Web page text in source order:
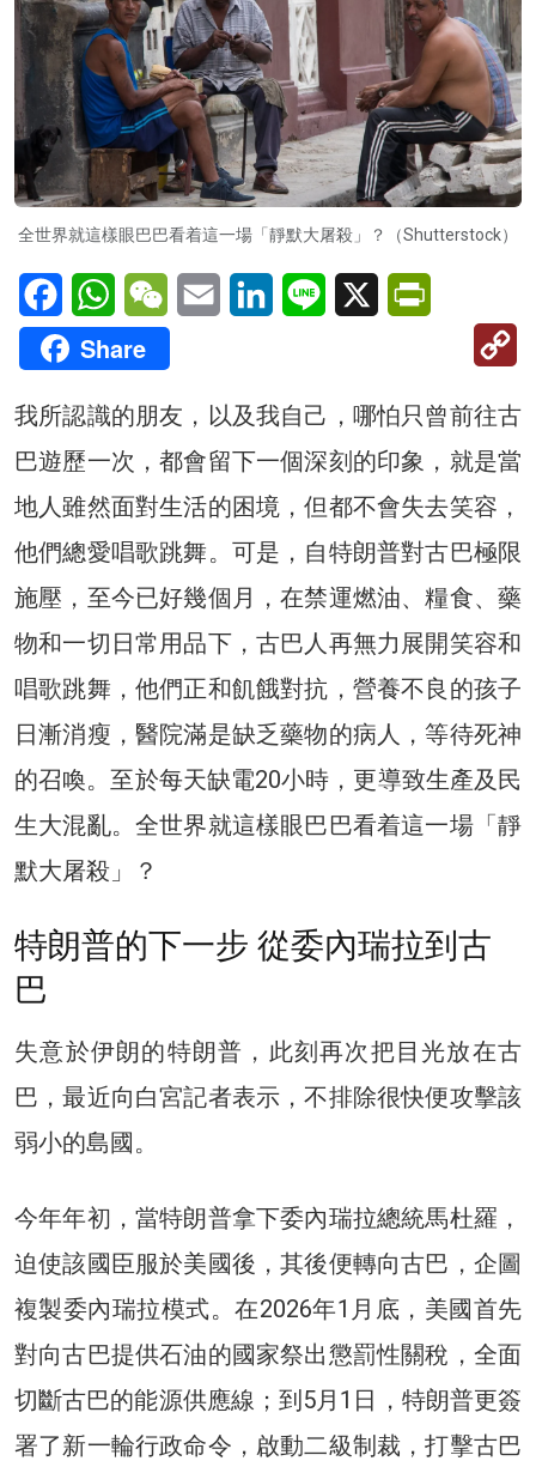
全世界就這樣眼巴巴看着這一場「靜默大屠殺」？（Shutterstock）
FacebookWhatsAppWeChatEmail LinkedInLine X
Share
我所認識的朋友，以及我自己，哪怕只曾前往古
巴遊歷一次，都會留下一個深刻的印象，就是當
地人雖然面對生活的困境，但都不會失去笑容，
他們總愛唱歌跳舞。可是，自特朗普對古巴極限
施壓，至今已好幾個月，在禁運燃油、糧食、藥
物和一切日常用品下，古巴人再無力展開笑容和
唱歌跳舞，他們正和飢餓對抗，營養不良的孩子
日漸消瘦，醫院滿是缺乏藥物的病人，等待死神
的召喚。至於每天缺電20小時，更導致生產及民
生大混亂。全世界就這樣眼巴巴看着這一場「靜
默大屠殺」？
特朗普的下一步 從委內瑞拉到古
巴
失意於伊朗的特朗普，此刻再次把目光放在古
巴，最近向白宮記者表示，不排除很快便攻擊該
弱小的島國。
今年年初，當特朗普拿下委內瑞拉總統馬杜羅，
迫使該國臣服於美國後，其後便轉向古巴，企圖
複製委內瑞拉模式。在2026年1月底，美國首先
對向古巴提供石油的國家祭出懲罰性關稅，全面
切斷古巴的能源供應線；到5月1日，特朗普更簽
署了新一輪行政命令，啟動二級制裁，打擊古巴